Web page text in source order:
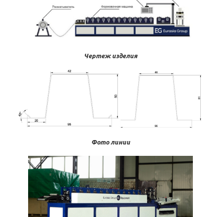
Чертеж изделия
Фото линии